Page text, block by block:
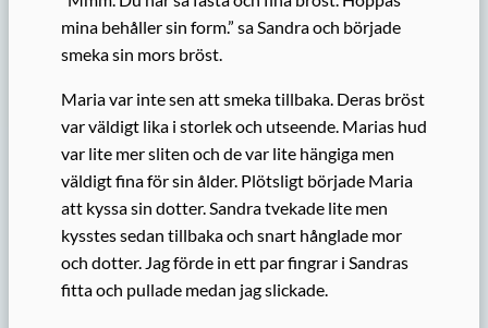
mina behåller sin form.” sa Sandra och började
smeka sin mors bröst.
Maria var inte sen att smeka tillbaka. Deras bröst
var väldigt lika i storlek och utseende. Marias hud
var lite mer sliten och de var lite hängiga men
väldigt fina för sin ålder. Plötsligt började Maria
att kyssa sin dotter. Sandra tvekade lite men
kysstes sedan tillbaka och snart hånglade mor
och dotter. Jag förde in ett par fingrar i Sandras
fitta och pullade medan jag slickade.